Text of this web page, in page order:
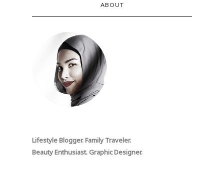
ABOUT
Lifestyle Blogger. Family Traveler.
Beauty Enthusiast. Graphic Designer.